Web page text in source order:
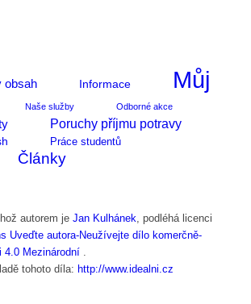
obsah
Informace
Můj
Naše služby Odborné akce
Poruchy příjmu potravy
Práce studentů
Články
autorem je Jan Kulhánek , podléhá licenci
Uveďte autora-Neužívejte dílo komerčně-
4.0 Mezinárodní
tohoto díla: http://www.idealni.cz